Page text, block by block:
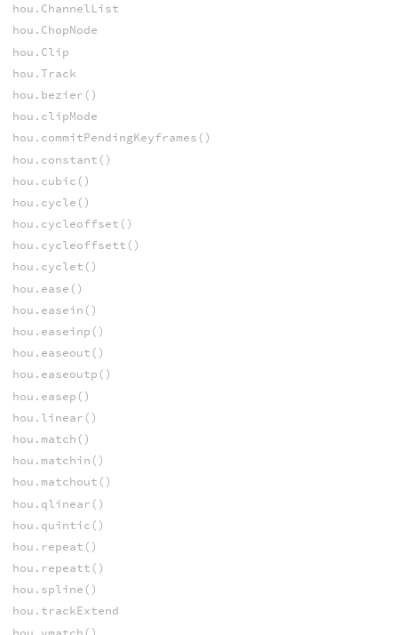
hou.ChannelList
hou.ChopNode
hou.Clip
hou.Track
hou.bezier()
hou.clipMode
hou.commitPendingKeyframes()
hou.constant()
hou.cubic()
hou.cycle()
hou.cycleoffset()
hou.cycleoffsett()
hou.cyclet()
hou.ease()
hou.easein()
hou.easeinp()
hou.easeout()
hou.easeoutp()
hou.easep()
hou.linear()
hou.match()
hou.matchin()
hou.matchout()
hou.qlinear()
hou.quintic()
hou.repeat()
hou.repeatt()
hou.spline()
hou.trackExtend